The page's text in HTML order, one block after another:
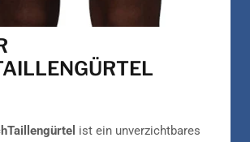
ist ein unverzichtbares